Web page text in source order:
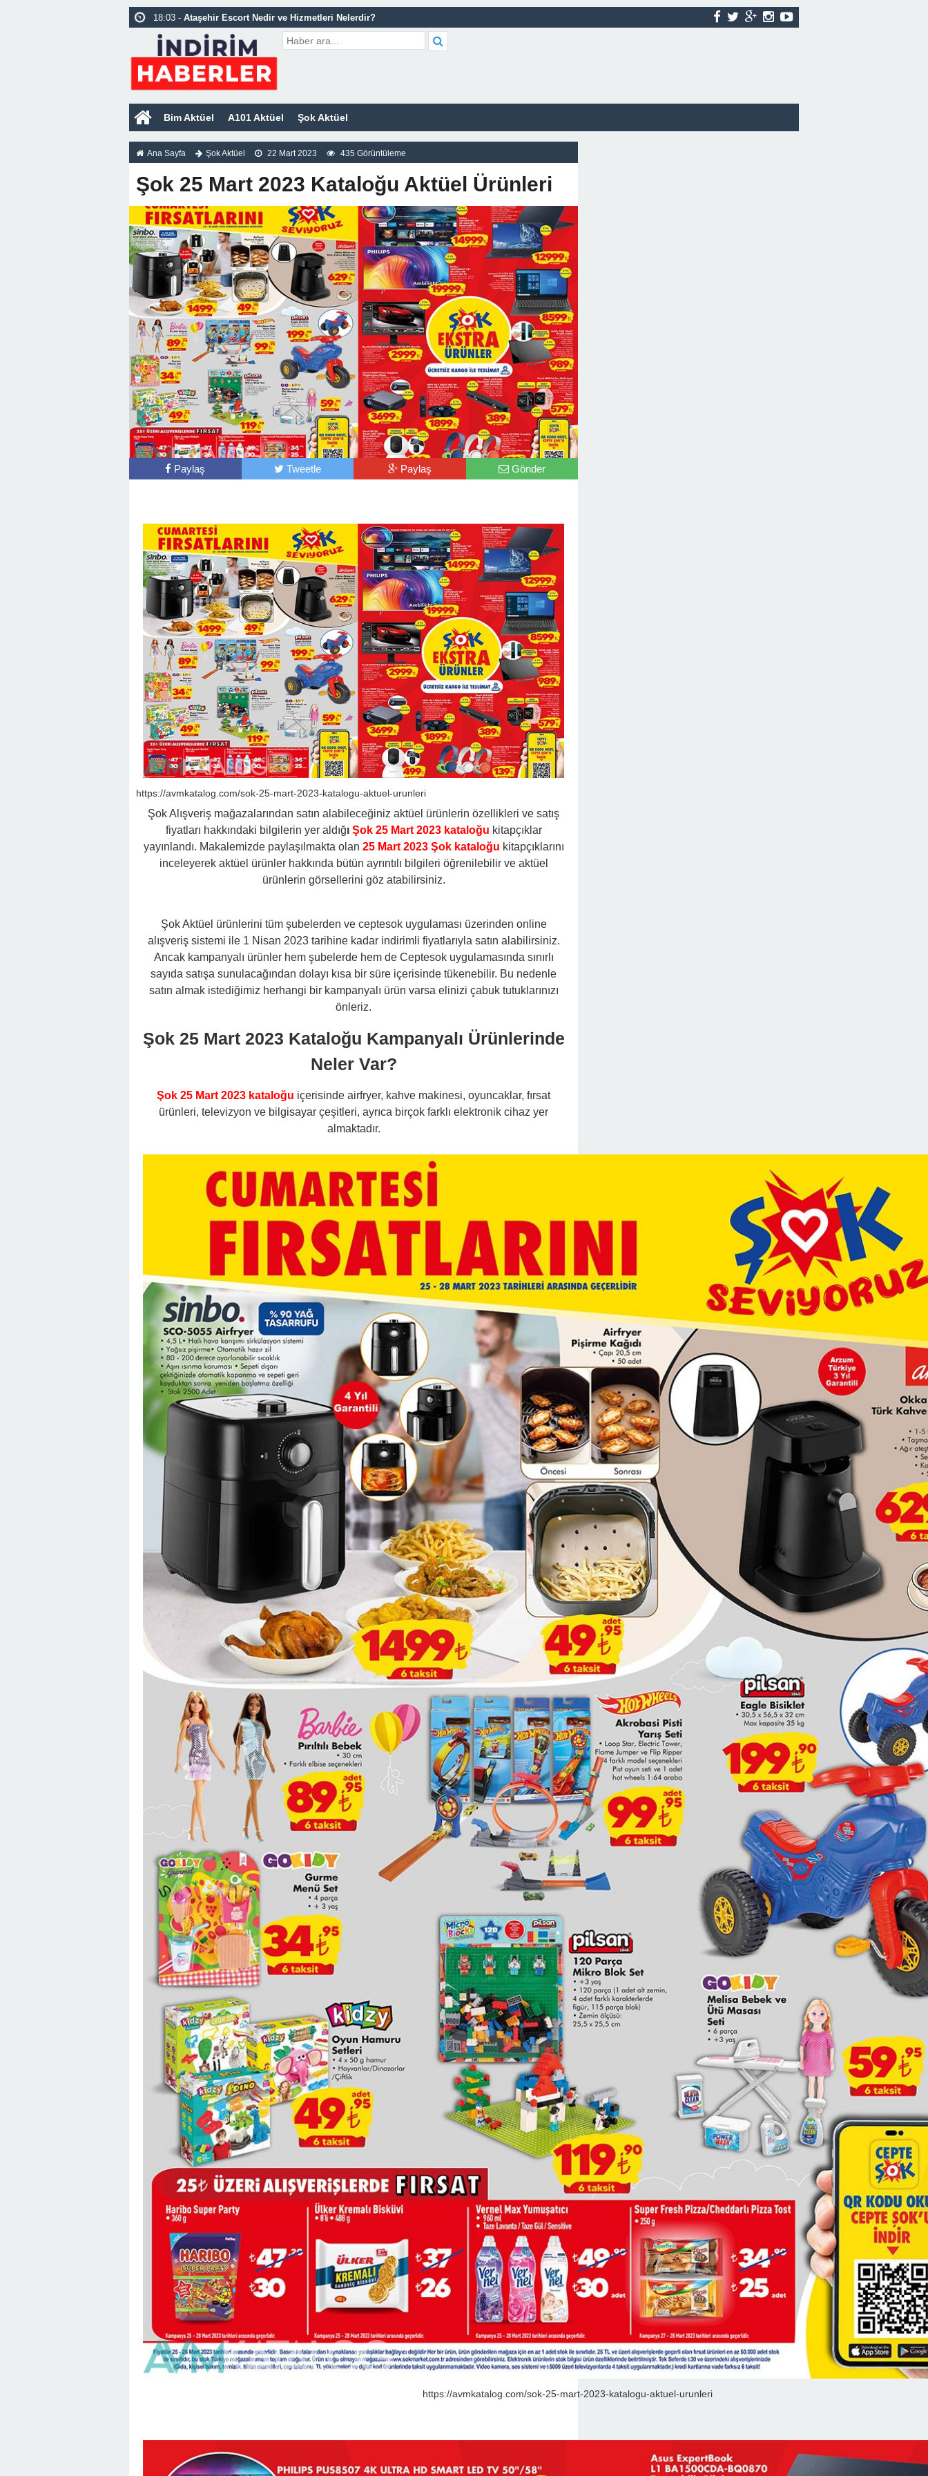
18:03 - Ataşehir Escort Nedir ve Hizmetleri Nelerdir?
18:03 - Pendik Escort Nedir ve Hizmetleri Nelerdir?
16:49 -Arap Güzel Kızlar Ümraniye Escort Sitesi
23:46 -Kartal Escort Bayan Vip Deniz
Bim Aktüel A101 Aktüel Şok Aktüel
Ana Sayfa Şok Aktüel 22 Mart 2023 435 Görüntüleme
Şok 25 Mart 2023 Kataloğu Aktüel Ürünleri
Paylaş Tweetle Paylaş Gönder
https://avmkatalog.com/sok-25-mart-2023-katalogu-aktuel-urunleri
Şok Alışveriş mağazalarından satın alabileceğiniz aktüel ürünlerin özellikleri ve satış
fiyatları hakkındaki bilgilerin yer aldığı Şok 25 Mart 2023 kataloğu kitapçıklar
yayınlandı. Makalemizde paylaşılmakta olan 25 Mart 2023 Şok kataloğu kitapçıklarını
inceleyerek aktüel ürünler hakkında bütün ayrıntılı bilgileri öğrenilebilir ve aktüel
ürünlerin görsellerini göz atabilirsiniz.
Şok Aktüel ürünlerini tüm şubelerden ve ceptesok uygulaması üzerinden online
alışveriş sistemi ile 1 Nisan 2023 tarihine kadar indirimli fiyatlarıyla satın alabilirsiniz.
Ancak kampanyalı ürünler hem şubelerde hem de Ceptesok uygulamasında sınırlı
sayıda satışa sunulacağından dolayı kısa bir süre içerisinde tükenebilir. Bu nedenle
satın almak istediğimiz herhangi bir kampanyalı ürün varsa elinizi çabuk tutuklarınızı
önleriz.
Şok 25 Mart 2023 Kataloğu Kampanyalı Ürünlerinde
Neler Var?
Şok 25 Mart 2023 kataloğu içerisinde airfryer, kahve makinesi, oyuncaklar, fırsat
ürünleri, televizyon ve bilgisayar çeşitleri, ayrıca birçok farklı elektronik cihaz yer
almaktadır.
https://avmkatalog.com/sok-25-mart-2023-katalogu-aktuel-urunleri